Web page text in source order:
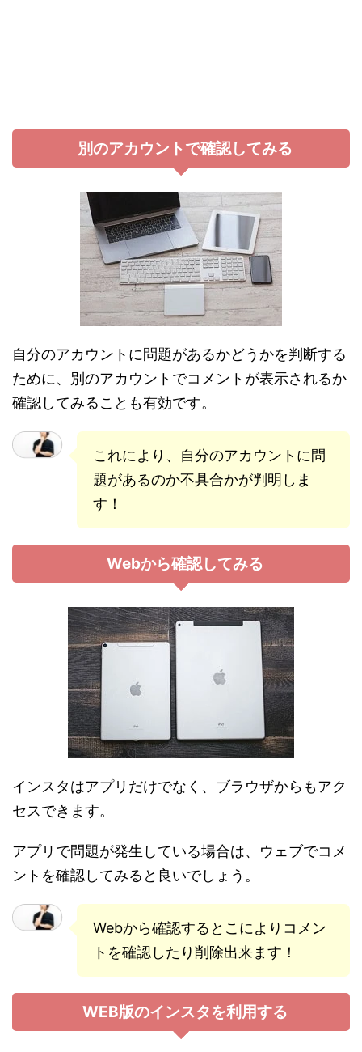
別のアカウントで確認してみる
自分のアカウントに問題があるかどうかを判断する
ために、別のアカウントでコメントが表示されるか
確認してみることも有効です。
これにより、自分のアカウントに問
題があるのか不具合かが判明しま
す！
Webから確認してみる
インスタはアプリだけでなく、ブラウザからもアク
セスできます。
アプリで問題が発生している場合は、ウェブでコメ
ントを確認してみると良いでしょう。
Webから確認するとこによりコメン
トを確認したり削除出来ます！
WEB版のインスタを利用する